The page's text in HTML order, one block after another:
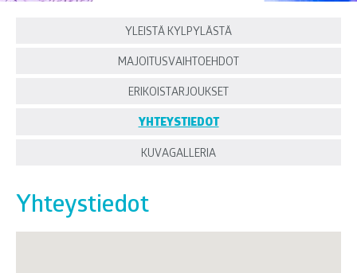
YLEISTÄ KYLPYLÄSTÄ
MAJOITUSVAIHTOEHDOT
ERIKOISTARJOUKSET
YHTEYSTIEDOT
KUVAGALLERIA
Yhteystiedot